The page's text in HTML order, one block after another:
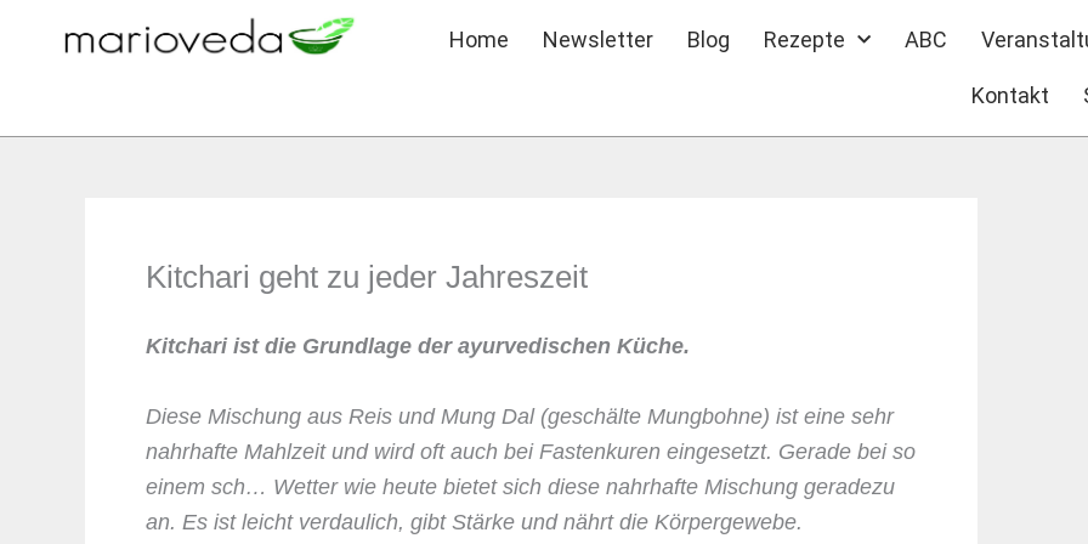
Home Newsletter Blog Rezepte ABC
Kontakt
Kitchari geht zu jeder Jahreszeit
Kitchari ist die Grundlage der ayurvedischen Küche.
Diese Mischung aus Reis und Mung Dal (geschälte Mungbohne) ist eine sehr
nahrhafte Mahlzeit und wird oft auch bei Fastenkuren eingesetzt. Gerade bei so
einem sch… Wetter wie heute bietet sich diese nahrhafte Mischung geradezu
an. Es ist leicht verdaulich, gibt Stärke und nährt die Körpergewebe.